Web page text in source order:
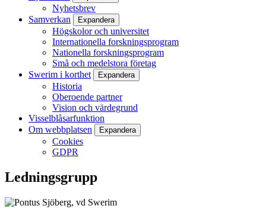
Nyhetsbrev
Samverkan
Expandera
Högskolor och universitet
Internationella forskningsprogram
Nationella forskningsprogram
Små och medelstora företag
Swerim i korthet
Expandera
Historia
Oberoende partner
Vision och värdegrund
Visselblåsarfunktion
Om webbplatsen
Expandera
Cookies
GDPR
Ledningsgrupp